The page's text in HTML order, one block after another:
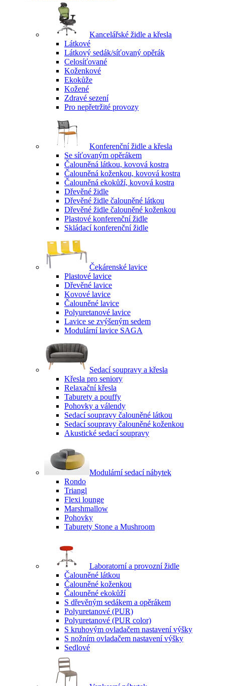
Kancelářské židle a křesla
Látkové
Látkový sedák/síťovaný opěrák
Celosíťované
Koženkové
Ekokůže
Kožené
Zdravé sezení
Pro nepřetržité provozy
Konferenční židle a křesla
Se síťovaným opěrákem
Čalouněná látkou, kovová kostra
Čalouněná koženkou, kovová kostra
Čalouněná ekokůží, kovová kostra
Dřevěné židle
Dřevěné židle čalouněné látkou
Dřevěné židle čalouněné koženkou
Plastové konferenční židle
Skládací konferenční židle
Čekárenské lavice
Plastové lavice
Dřevěné lavice
Kovové lavice
Čalouněné lavice
Polyuretanové lavice
Lavice se zvýšeným sedem
Modulární lavice SAGA
Sedací soupravy a křesla
Křesla pro seniory
Relaxační křesla
Taburety a pouffy
Pohovky a válendy
Sedací soupravy čalouněné látkou
Sedací soupravy čalouněné koženkou
Akustické sedací soupravy
Modulární sedací nábytek
Rondo
Triangl
Flexi lounge
Marshmallow
Pohovky
Taburety Stone a Mushroom
Laboratorní a provozní židle
Čalouněné látkou
Čalouněné koženkou
Čalouněné ekokůží
S dřevěným sedákem a opěrákem
Polyuretanové (PUR)
Polyuretanové (PUR color)
S kruhovým ovladačem nastavení výšky
S nožním ovladačem nastavení výšky
Sedlové